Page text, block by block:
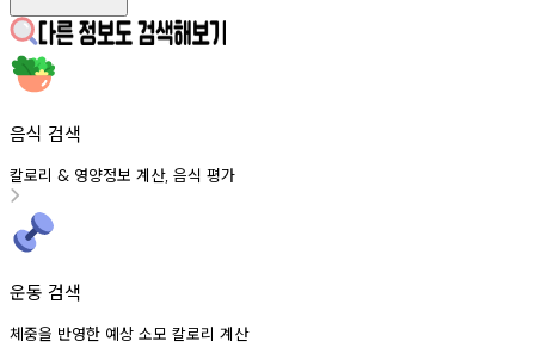
음식 검색
칼로리 & 영양정보 계산, 음식 평가
운동 검색
체중을 반영한 예상 소모 칼로리 계산